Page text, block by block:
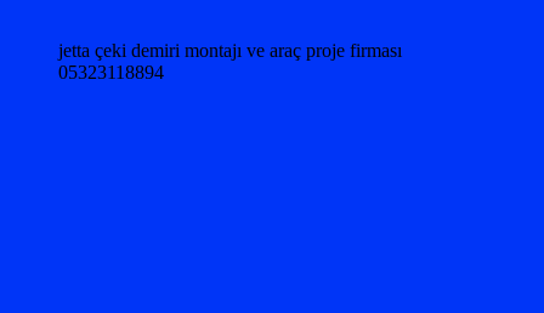
jetta çeki demiri montajı ve araç proje firması
05323118894